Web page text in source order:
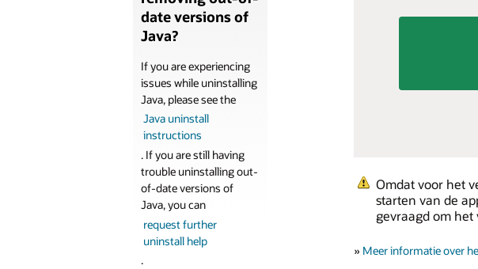
date versions of
Java?
If you are experiencing
issues while uninstalling
Java, please see the
Java uninstall
instructions
. If you are still having
trouble uninstalling out-
of-date versions of
Java, you can
request further
uninstall help
.
Omdat voor het
starten van de
gevraagd om het
» Meer informatie over